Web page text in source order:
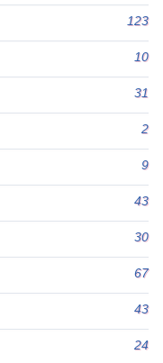
123
10
31
2
9
43
30
67
43
24